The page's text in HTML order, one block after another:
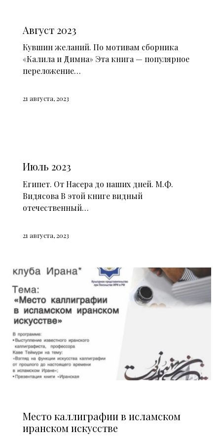
Август 2023
Кувшин желаний. По мотивам сборника
«Калила и Димна» Эта книга — популярное
переложение…
21 августа, 2023
Июль 2023
Египет. От Насера до наших дней. М.Ф.
Видясова В этой книге видный
отечественный…
21 августа, 2023
Место каллиграфии в исламском
иранском искусстве